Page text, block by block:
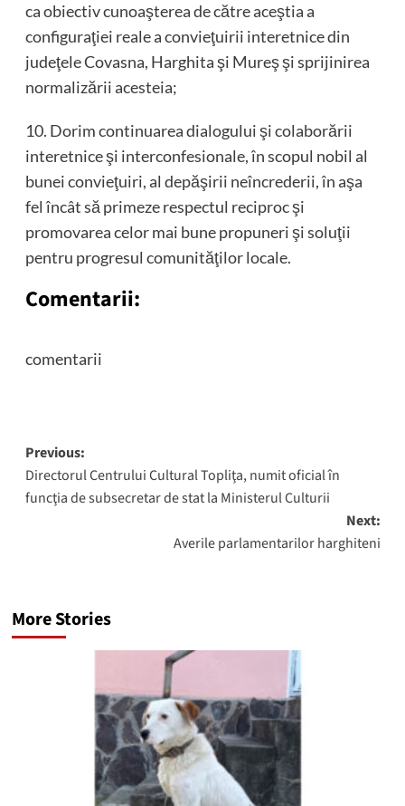
ca obiectiv cunoaşterea de către aceştia a
configuraţiei reale a convieţuirii interetnice din
judeţele Covasna, Harghita şi Mureş şi sprijinirea
normalizării acesteia;
10. Dorim continuarea dialogului şi colaborării
interetnice şi interconfesionale, în scopul nobil al
bunei convieţuiri, al depăşirii neîncrederii, în aşa
fel încât să primeze respectul reciproc şi
promovarea celor mai bune propuneri şi soluţii
pentru progresul comunităţilor locale.
Comentarii:
comentarii
Post
navigation
Previous:
Directorul Centrului Cultural Topliţa, numit oficial în
funcţia de subsecretar de stat la Ministerul Culturii
Next:
Averile parlamentarilor harghiteni
More Stories